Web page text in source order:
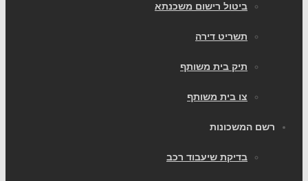
ביטול רישום משכנתא
תשריט דירה
תיק בית משותף
צו בית משותף
רשם המשכונות
בדיקת שיעבוד רכב